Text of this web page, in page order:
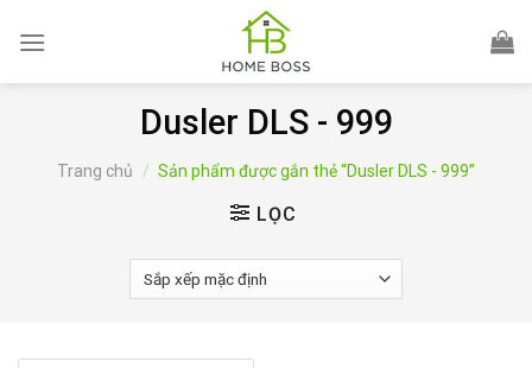
Dusler DLS - 999
Trang chủ / Sản phẩm được gắn thẻ “Dusler DLS - 999”
LỌC